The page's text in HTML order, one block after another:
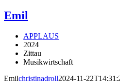
Emil
APPLAUS
2024
Zittau
Musikwirtschaft
Emilchristinadroll2024-11-